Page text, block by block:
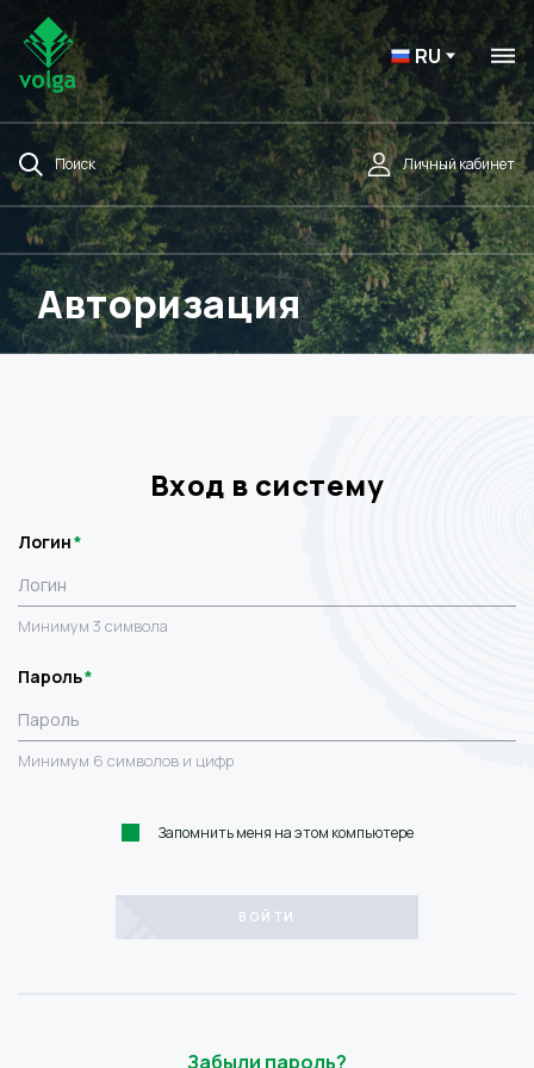
RU
Поиск Личный кабинет
Авторизация
Вход в систему
Логин
Минимум 3 символа
Пароль
Минимум 6 символов и цифр
Запомнить меня на этом компьютере
Забыли пароль?